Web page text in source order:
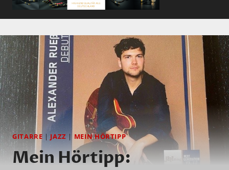
GITARRE |JAZZ| MEIN HÖRTIPP
Mein Hörtipp: